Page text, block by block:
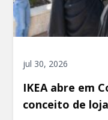
jul 30, 2026
IKEA abre em
conceito de